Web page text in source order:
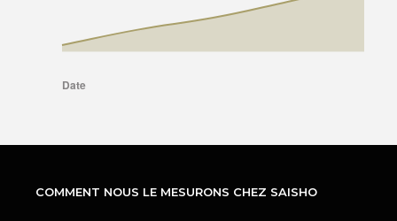
COMMENT NOUS LE MESURONS CHEZ SAISHO